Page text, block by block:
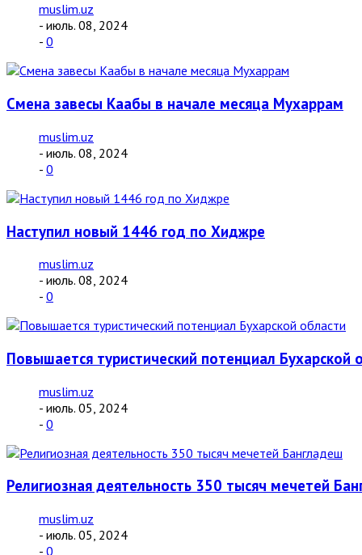
muslim.uz
- июль. 08, 2024
- 0
Смена завесы Каабы в начале месяца Мухаррам
muslim.uz
- июль. 08, 2024
- 0
Наступил новый 1446 год по Хиджре
muslim.uz
- июль. 08, 2024
- 0
Повышается туристический потенциал Бухарской
muslim.uz
- июль. 05, 2024
- 0
Религиозная деятельность 350 тысяч мечетей
muslim.uz
- июль. 05, 2024
- 0